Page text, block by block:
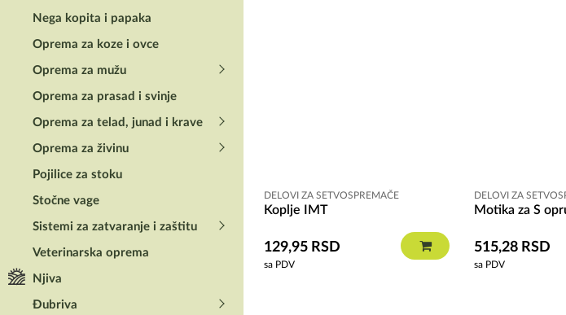
DELOVI ZA SETVOSPREMAČE
Koplje IMT
129,95 RSD
sa PDV
DELOVI ZA
Motika za S
515,28 RSD
sa PDV
Nega kopita i papaka
Oprema za koze i ovce
Oprema za mužu
Oprema za prasad i svinje
Oprema za telad, junad i krave
Oprema za živinu
Pojilice za stoku
Stočne vage
Sistemi za zatvaranje i zaštitu
Veterinarska oprema
Njiva
Đubriva